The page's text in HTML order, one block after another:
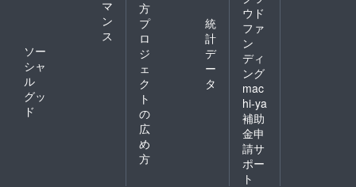
マ
ン
ス
ソー
シャ
ル
グッ
ド
方
プ
ロ
ジ
ェ
ク
ト
の
広
め
方
統
計
デ
ー
タ
ウド
ファ
ン
ディ
ング
mac
hi-ya
補助
金申
請サ
ポー
ト